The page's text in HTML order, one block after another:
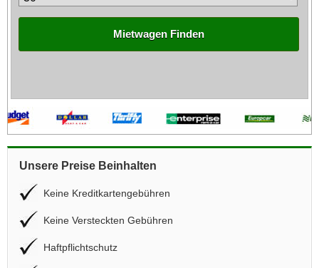
Mietwagen Finden
Unsere Preise Beinhalten
Keine Kreditkartengebühren
Keine Versteckten Gebühren
Haftpflichtschutz